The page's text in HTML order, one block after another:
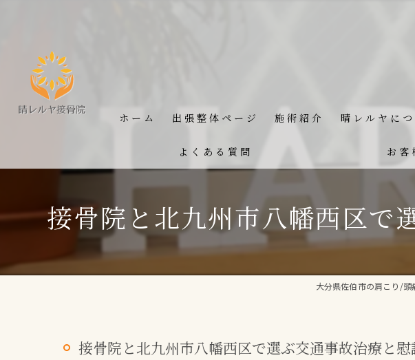
ホーム 出張整体ページ 施術紹介 晴レルヤに
よくある質問 お客
接骨院と北九州市八幡西区で
大分県佐伯市の肩こり/
接骨院と北九州市八幡西区で選ぶ交通事故治療と